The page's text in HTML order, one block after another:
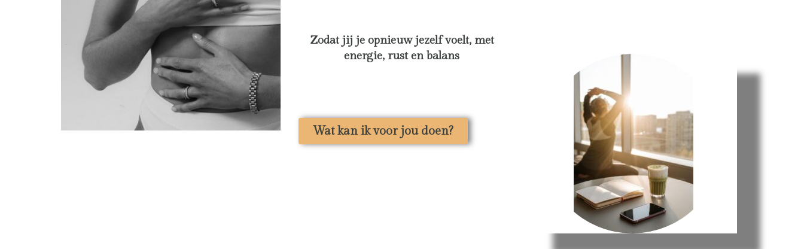
Zodat jij je opnieuw jezelf voelt, met
energie, rust en balans
Wat kan ik voor jou doen?